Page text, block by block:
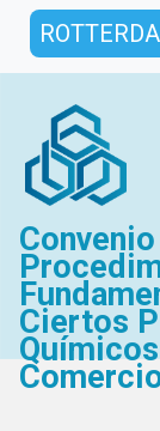
Ciertos